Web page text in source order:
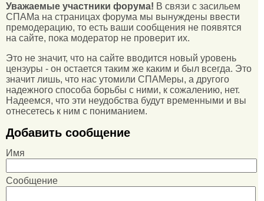
Уважаемые участники форума! В связи с засильем
СПАМа на страницах форума мы вынуждены ввести
премодерацию, то есть ваши сообщения не появятся
на сайте, пока модератор не проверит их.
Это не значит, что на сайте вводится новый уровень
цензуры - он остается таким же каким и был всегда. Это
значит лишь, что нас утомили СПАМеры, а другого
надежного способа борьбы с ними, к сожалению, нет.
Надеемся, что эти неудобства будут временными и вы
отнесетесь к ним с пониманием.
Добавить сообщение
Имя
Сообщение